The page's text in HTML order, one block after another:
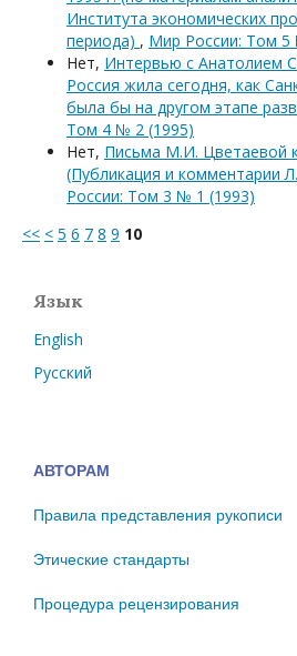
Института экономических
периода) , Мир России: Том 5
Нет, Интервью с Анатолием
Россия жила сегодня, как
была бы на другом этапе
Том 4 № 2 (1995)
Нет, Письма М.И. Цветаевой
(Публикация и комментарии
России: Том 3 № 1 (1993)
<< < 5 6 7 8 9 10
Язык
English
Русский
АВТОРАМ
Правила представления рукописи
Этические стандарты
Процедура рецензирования